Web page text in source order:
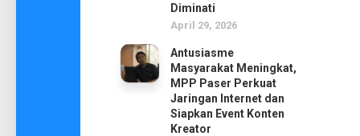
Diminati
April 29, 2026
Antusiasme
Masyarakat Meningkat,
MPP Paser Perkuat
Jaringan Internet dan
Siapkan Event Konten
Kreator